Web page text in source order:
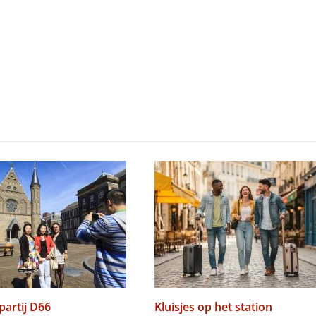
D66 Kluisjes op het station